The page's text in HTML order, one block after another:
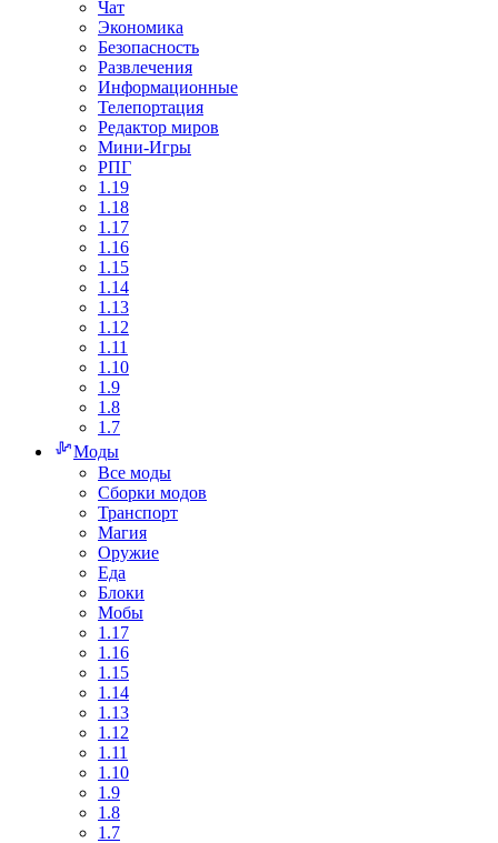
Чат
Экономика
Безопасность
Развлечения
Информационные
Телепортация
Редактор миров
Мини-Игры
РПГ
1.19
1.18
1.17
1.16
1.15
1.14
1.13
1.12
1.11
1.10
1.9
1.8
1.7
Моды
Все моды
Сборки модов
Транспорт
Магия
Оружие
Еда
Блоки
Мобы
1.17
1.16
1.15
1.14
1.13
1.12
1.11
1.10
1.9
1.8
1.7